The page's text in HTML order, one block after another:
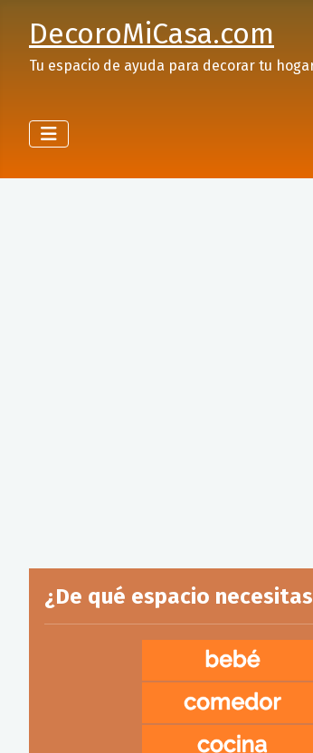
DecoroMiCasa.com
Tu espacio de ayuda para decorar tu
¿De qué espacio